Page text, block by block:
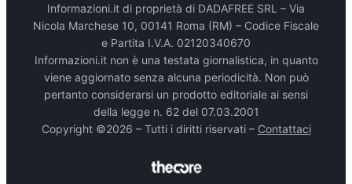
Informazioni.it di proprietà di DADAFREE SRL – Via
Nicola Marchese 10, 00141 Roma (RM) – Codice Fiscale
e Partita I.V.A. 02120340670
Informazioni.it non è una testata giornalistica, in quanto
viene aggiornato senza alcuna periodicità. Non può
pertanto considerarsi un prodotto editoriale ai sensi
della legge n. 62 del 07.03.2001
Copyright ©2026 – Tutti i diritti riservati – Contattaci